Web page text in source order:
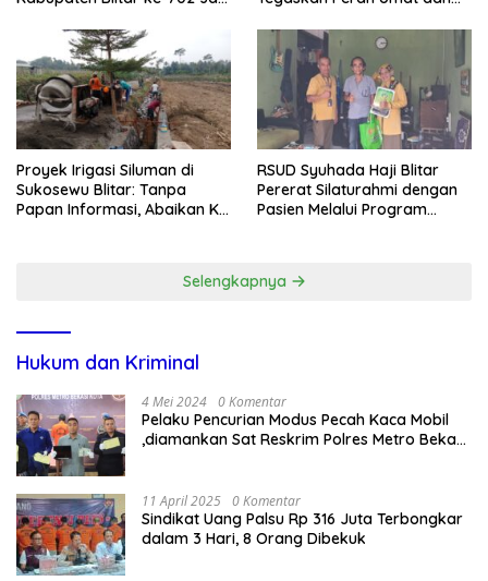
Pembangunan
Kondusivitas Wilayah
Proyek Irigasi Siluman di
Sukosewu Blitar: Tanpa
Papan Informasi, Abaikan K3,
RSUD Syuhada Haji Blitar
Pererat Silaturahmi dengan
Pasien Melalui Program
Selengkapnya
Hukum dan Kriminal
4 Mei 2024 0 Komentar
Pelaku Pencurian Modus Pecah Kaca Mobil
,diamankan Sat Reskrim Polres Metro Bekasi
11 April 2025 0 Komentar
Sindikat Uang Palsu Rp 316 Juta Terbongkar
dalam 3 Hari, 8 Orang Dibekuk